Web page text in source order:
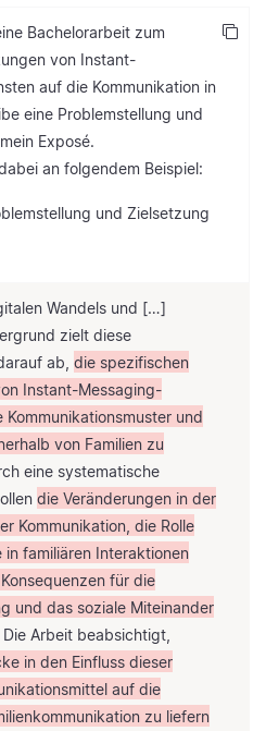
Bachelorarbeit zum
von Instant-
auf die Kommunikation in
eine Problemstellung und
Exposé.
an folgendem Beispiel:
und Zielsetzung
Wandels und […]
zielt diese
ab, die spezifischen
Instant-Messaging-
Kommunikationsmuster und
von Familien zu
eine systematische
die Veränderungen in der
Kommunikation, die Rolle
in familiären Interaktionen
für die
und das soziale Miteinander
Die Arbeit beabsichtigt,
in den Einfluss dieser
auf die
zu liefern